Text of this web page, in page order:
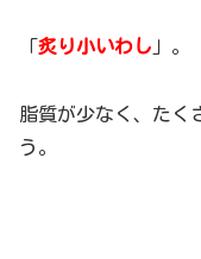
「炙り小いわし 」。
脂質が少なく、たく
う。